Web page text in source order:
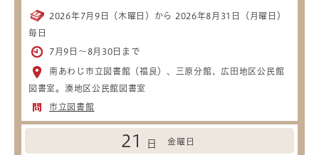
2026年7月9日（木曜日）から 2026年8月31日（月曜日）
毎日
7月9日～8月30日まで
南あわじ市立図書館（福良）、三原分館、広田地区公民館
図書室。湊地区公民館図書室
市立図書館
21 日 金曜日